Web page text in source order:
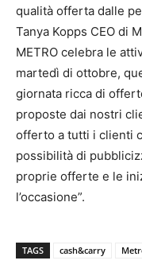
qualità offerta dalle
Tanya Kopps CEO di
METRO celebra le
martedì di ottobre,
giornata ricca di
proposte dai nostri
offerto a tutti i clienti
possibilità di
proprie offerte e le
l’occasione”.
TAGS cash&carry